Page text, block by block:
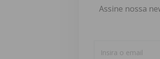
Assine nossa